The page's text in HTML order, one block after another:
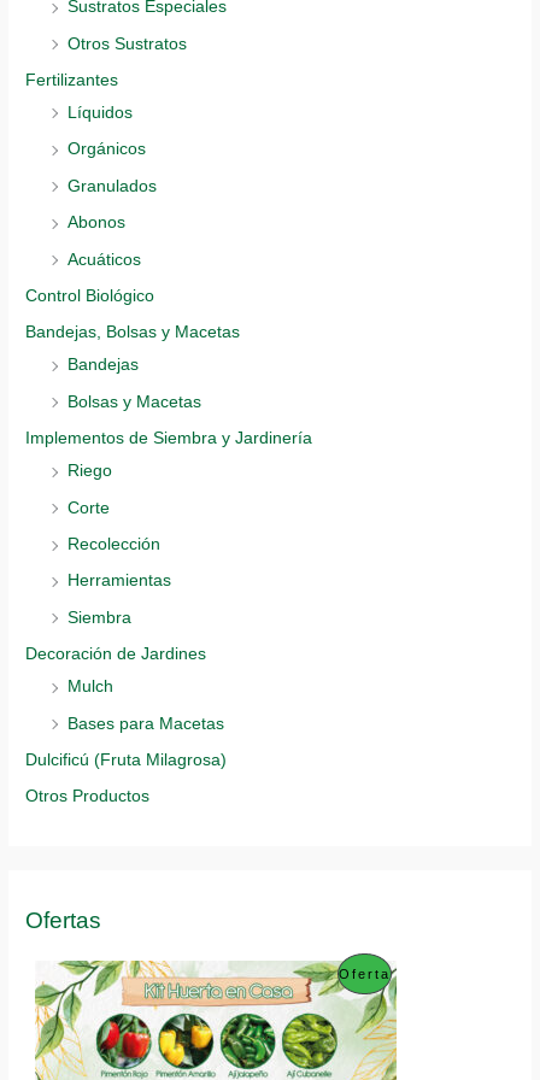
Sustratos Especiales
Otros Sustratos
Fertilizantes
Líquidos
Orgánicos
Granulados
Abonos
Acuáticos
Control Biológico
Bandejas, Bolsas y Macetas
Bandejas
Bolsas y Macetas
Implementos de Siembra y Jardinería
Riego
Corte
Recolección
Herramientas
Siembra
Decoración de Jardines
Mulch
Bases para Macetas
Dulcificú (Fruta Milagrosa)
Otros Productos
Ofertas
OfertaP
R
O